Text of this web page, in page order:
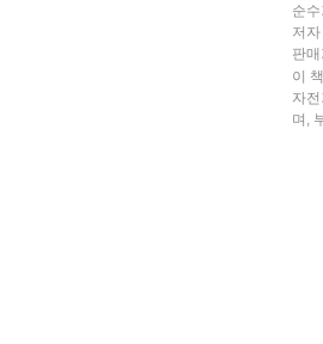
순
저자
판
이
자전거도로의
며,